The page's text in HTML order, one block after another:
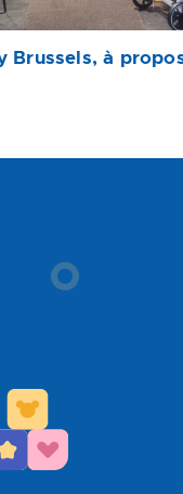
Brussels, à